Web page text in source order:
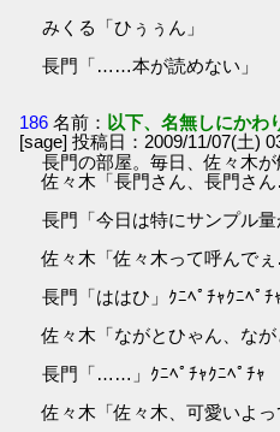
みくる「ひぅぅん」
長門「……本が読めない」
186 名前： 以下、名無しにかわ
[sage] 投稿日：2009/11/07(土)
長門の部屋。毎日、佐々木が
佐々木「長門さん、長門さ
長門「今日は特にサンプル量
佐々木「佐々木って呼んで
長門「ははひ」ｸﾆﾍﾟﾁｬｸﾆﾍﾟﾁ
佐々木「ながとひゃん、な
長門「……」ｸﾆﾍﾟﾁｬｸﾆﾍﾟﾁｬ
佐々木「佐々木、可愛いよ